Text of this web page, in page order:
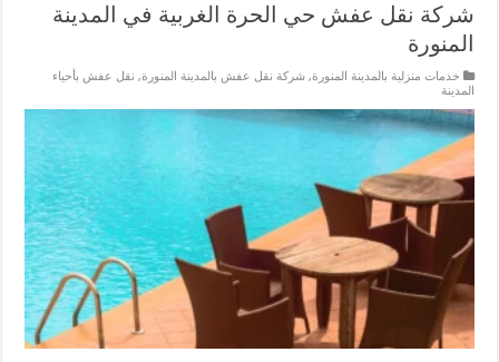
شركة نقل عفش حي الحرة الغربية في المدينة
المنورة
خدمات منزلية بالمدينة المنورة,شركة نقل عفش بالمدينة المنورة, نقل عفش بأحياء
المدينة